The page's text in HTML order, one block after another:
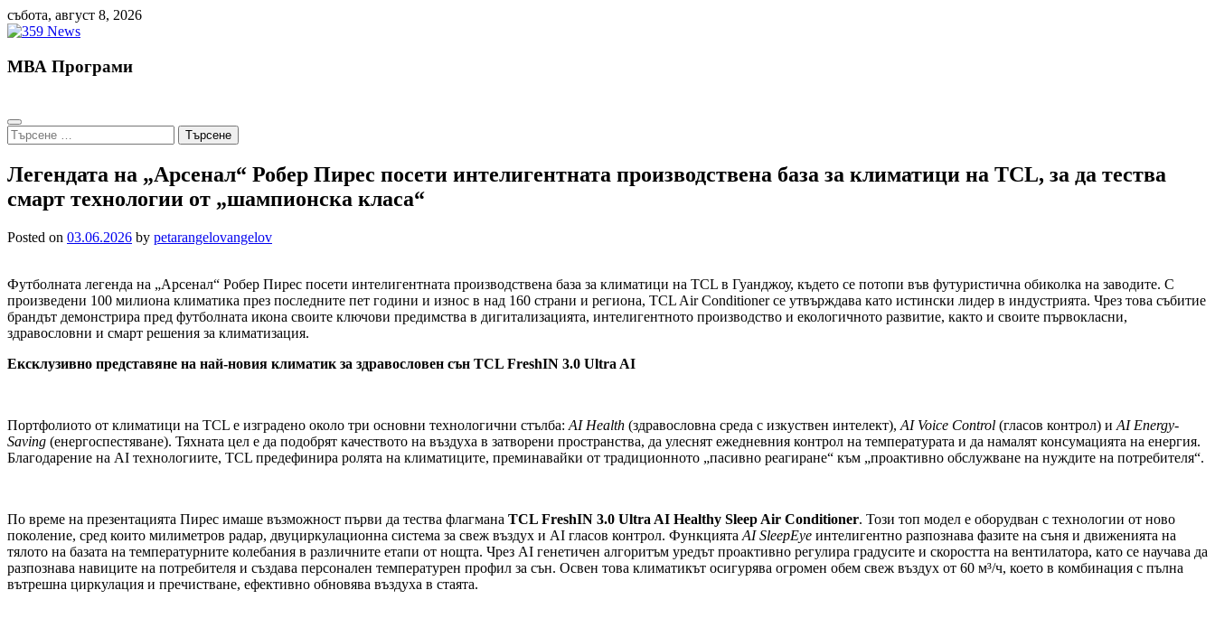
Skip
to
събота, август 8, 2026
МВА Програми
Търсене
за:
Легендата на „Арсенал“ Робер Пирес посети интелигентната производствена база за климатици на TCL, за да тества
смарт технологии от „шампионска класа“
Posted on 03.06.2026 by petarangelovangelov
Футболната легенда на „Арсенал“ Робер Пирес посети интелигентната производствена база за климатици на TCL в Гуанджоу, където се потопи във футуристична обиколка на заводите. С
произведени 100 милиона климатика през последните пет години и износ в над 160 страни и региона, TCL Air Conditioner се утвърждава като истински лидер в индустрията. Чрез това събитие
брандът демонстрира пред футболната икона своите ключови предимства в дигитализацията, интелигентното производство и екологичното развитие, както и своите първокласни,
здравословни и смарт решения за климатизация.
Ексклузивно представяне на най-новия климатик за здравословен сън TCL FreshIN 3.0 Ultra AI
Портфолиото от климатици на TCL е изградено около три основни технологични стълба: AI Health (здравословна среда с изкуствен интелект), AI Voice Control (гласов контрол) и AI Energy-
Saving (енергоспестяване). Тяхната цел е да подобрят качеството на въздуха в затворени пространства, да улеснят ежедневния контрол на температурата и да намалят консумацията на енергия.
Благодарение на AI технологиите, TCL предефинира ролята на климатиците, преминавайки от традиционното „пасивно реагиране“ към „проактивно обслужване на нуждите на потребителя“.
По време на презентацията Пирес имаше възможност първи да тества флагмана TCL FreshIN 3.0 Ultra AI Healthy Sleep Air Conditioner. Този топ модел е оборудван с технологии от ново
поколение, сред които милиметров радар, двуциркулационна система за свеж въздух и AI гласов контрол. Функцията AI SleepEye интелигентно разпознава фазите на съня и движенията на
тялото на базата на температурните колебания в различните етапи от нощта. Чрез AI генетичен алгоритъм уредът проактивно регулира градусите и скоростта на вентилатора, като се научава да
разпознава навиците на потребителя и създава персонален температурен профил за сън. Освен това климатикът осигурява огромен обем свеж въздух от 60 м³/ч, което в комбинация с пълна
вътрешна циркулация и пречистване, ефективно обновява въздуха в стаята.